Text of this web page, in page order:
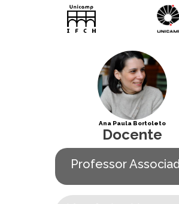
Pular para o conteúdo principal
Ana Paula Bortoleto
Docente
Professor